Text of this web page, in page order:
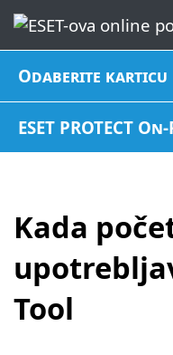
Odaberite karticu
ESET PROTECT
Kada
Tool